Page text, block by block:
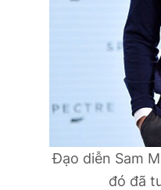
Đạo diễn Sam
đó đã